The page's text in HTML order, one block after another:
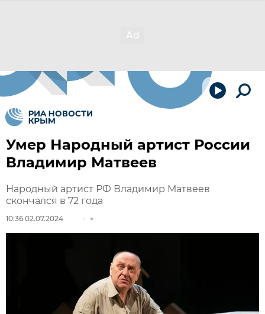
Умер Народный артист России
Владимир Матвеев
Народный артист РФ Владимир Матвеев
скончался в 72 года
10:36 02.07.2024